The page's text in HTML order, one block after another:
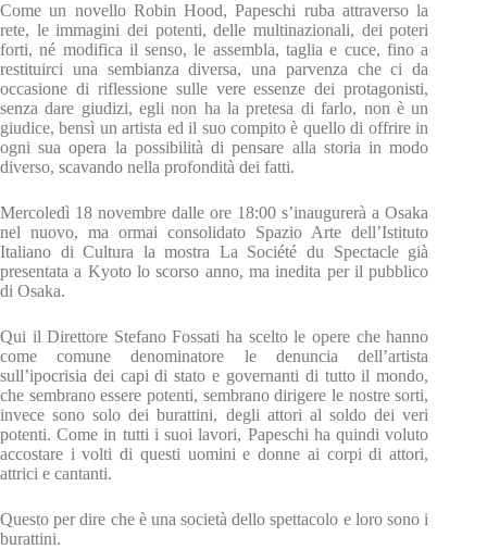
Come un novello Robin Hood, Papeschi ruba attraverso la
rete, le immagini dei potenti, delle multinazionali, dei poteri
forti, né modifica il senso, le assembla, taglia e cuce, fino a
restituirci una sembianza diversa, una parvenza che ci da
occasione di riflessione sulle vere essenze dei protagonisti,
senza dare giudizi, egli non ha la pretesa di farlo, non è un
giudice, bensì un artista ed il suo compito è quello di offrire in
ogni sua opera la possibilità di pensare alla storia in modo
diverso, scavando nella profondità dei fatti.
Mercoledì 18 novembre dalle ore 18:00 s’inaugurerà a Osaka
nel nuovo, ma ormai consolidato Spazio Arte dell’Istituto
Italiano di Cultura la mostra La Société du Spectacle già
presentata a Kyoto lo scorso anno, ma inedita per il pubblico
di Osaka.
Qui il Direttore Stefano Fossati ha scelto le opere che hanno
come comune denominatore le denuncia dell’artista
sull’ipocrisia dei capi di stato e governanti di tutto il mondo,
che sembrano essere potenti, sembrano dirigere le nostre sorti,
invece sono solo dei burattini, degli attori al soldo dei veri
potenti. Come in tutti i suoi lavori, Papeschi ha quindi voluto
accostare i volti di questi uomini e donne ai corpi di attori,
attrici e cantanti.
Questo per dire che è una società dello spettacolo e loro sono i
burattini.